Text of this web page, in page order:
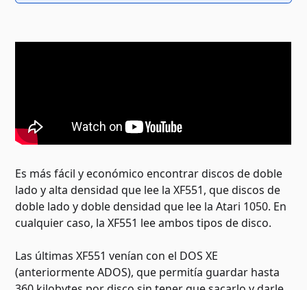
Es más fácil y económico encontrar discos de doble
lado y alta densidad que lee la XF551, que discos de
doble lado y doble densidad que lee la Atari 1050. En
cualquier caso, la XF551 lee ambos tipos de disco.
Las últimas XF551 venían con el DOS XE
(anteriormente ADOS), que permitía guardar hasta